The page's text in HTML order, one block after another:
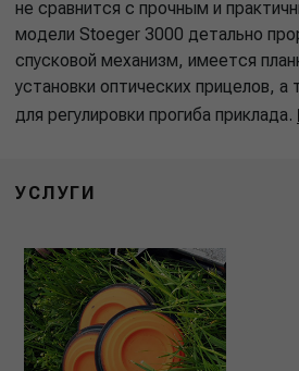
не сравнится с прочным и
модели Stoeger 3000 детально
спусковой механизм, имеется
установки оптических прицелов,
для регулировки прогиба приклада.
УСЛУГИ